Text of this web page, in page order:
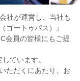
社が運営し、当社も
ゴートゥパス）』
会員の皆様にもご提
ています。
ただくにあたり、お